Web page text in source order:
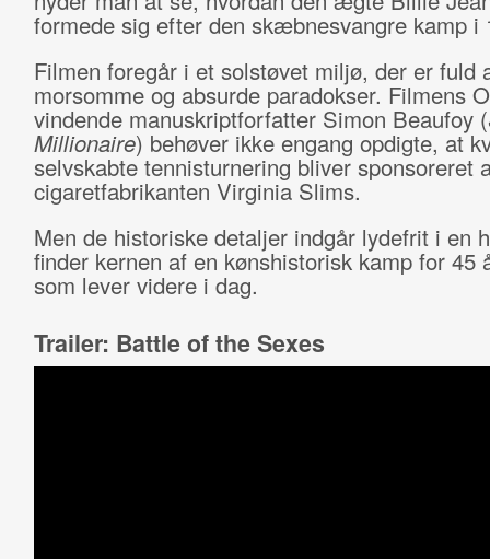
formede sig efter den skæbnesvangre kamp i
Filmen foregår i et solstøvet miljø, der er fuld
morsomme og absurde paradokser. Filmens
vindende manuskriptforfatter Simon Beaufoy (
Millionaire) behøver ikke engang opdigte, at
selvskabte tennisturnering bliver sponsoreret
cigaretfabrikanten Virginia Slims.
Men de historiske detaljer indgår lydefrit i en
finder kernen af en kønshistorisk kamp for 45
som lever videre i dag.
Trailer: Battle of the Sexes